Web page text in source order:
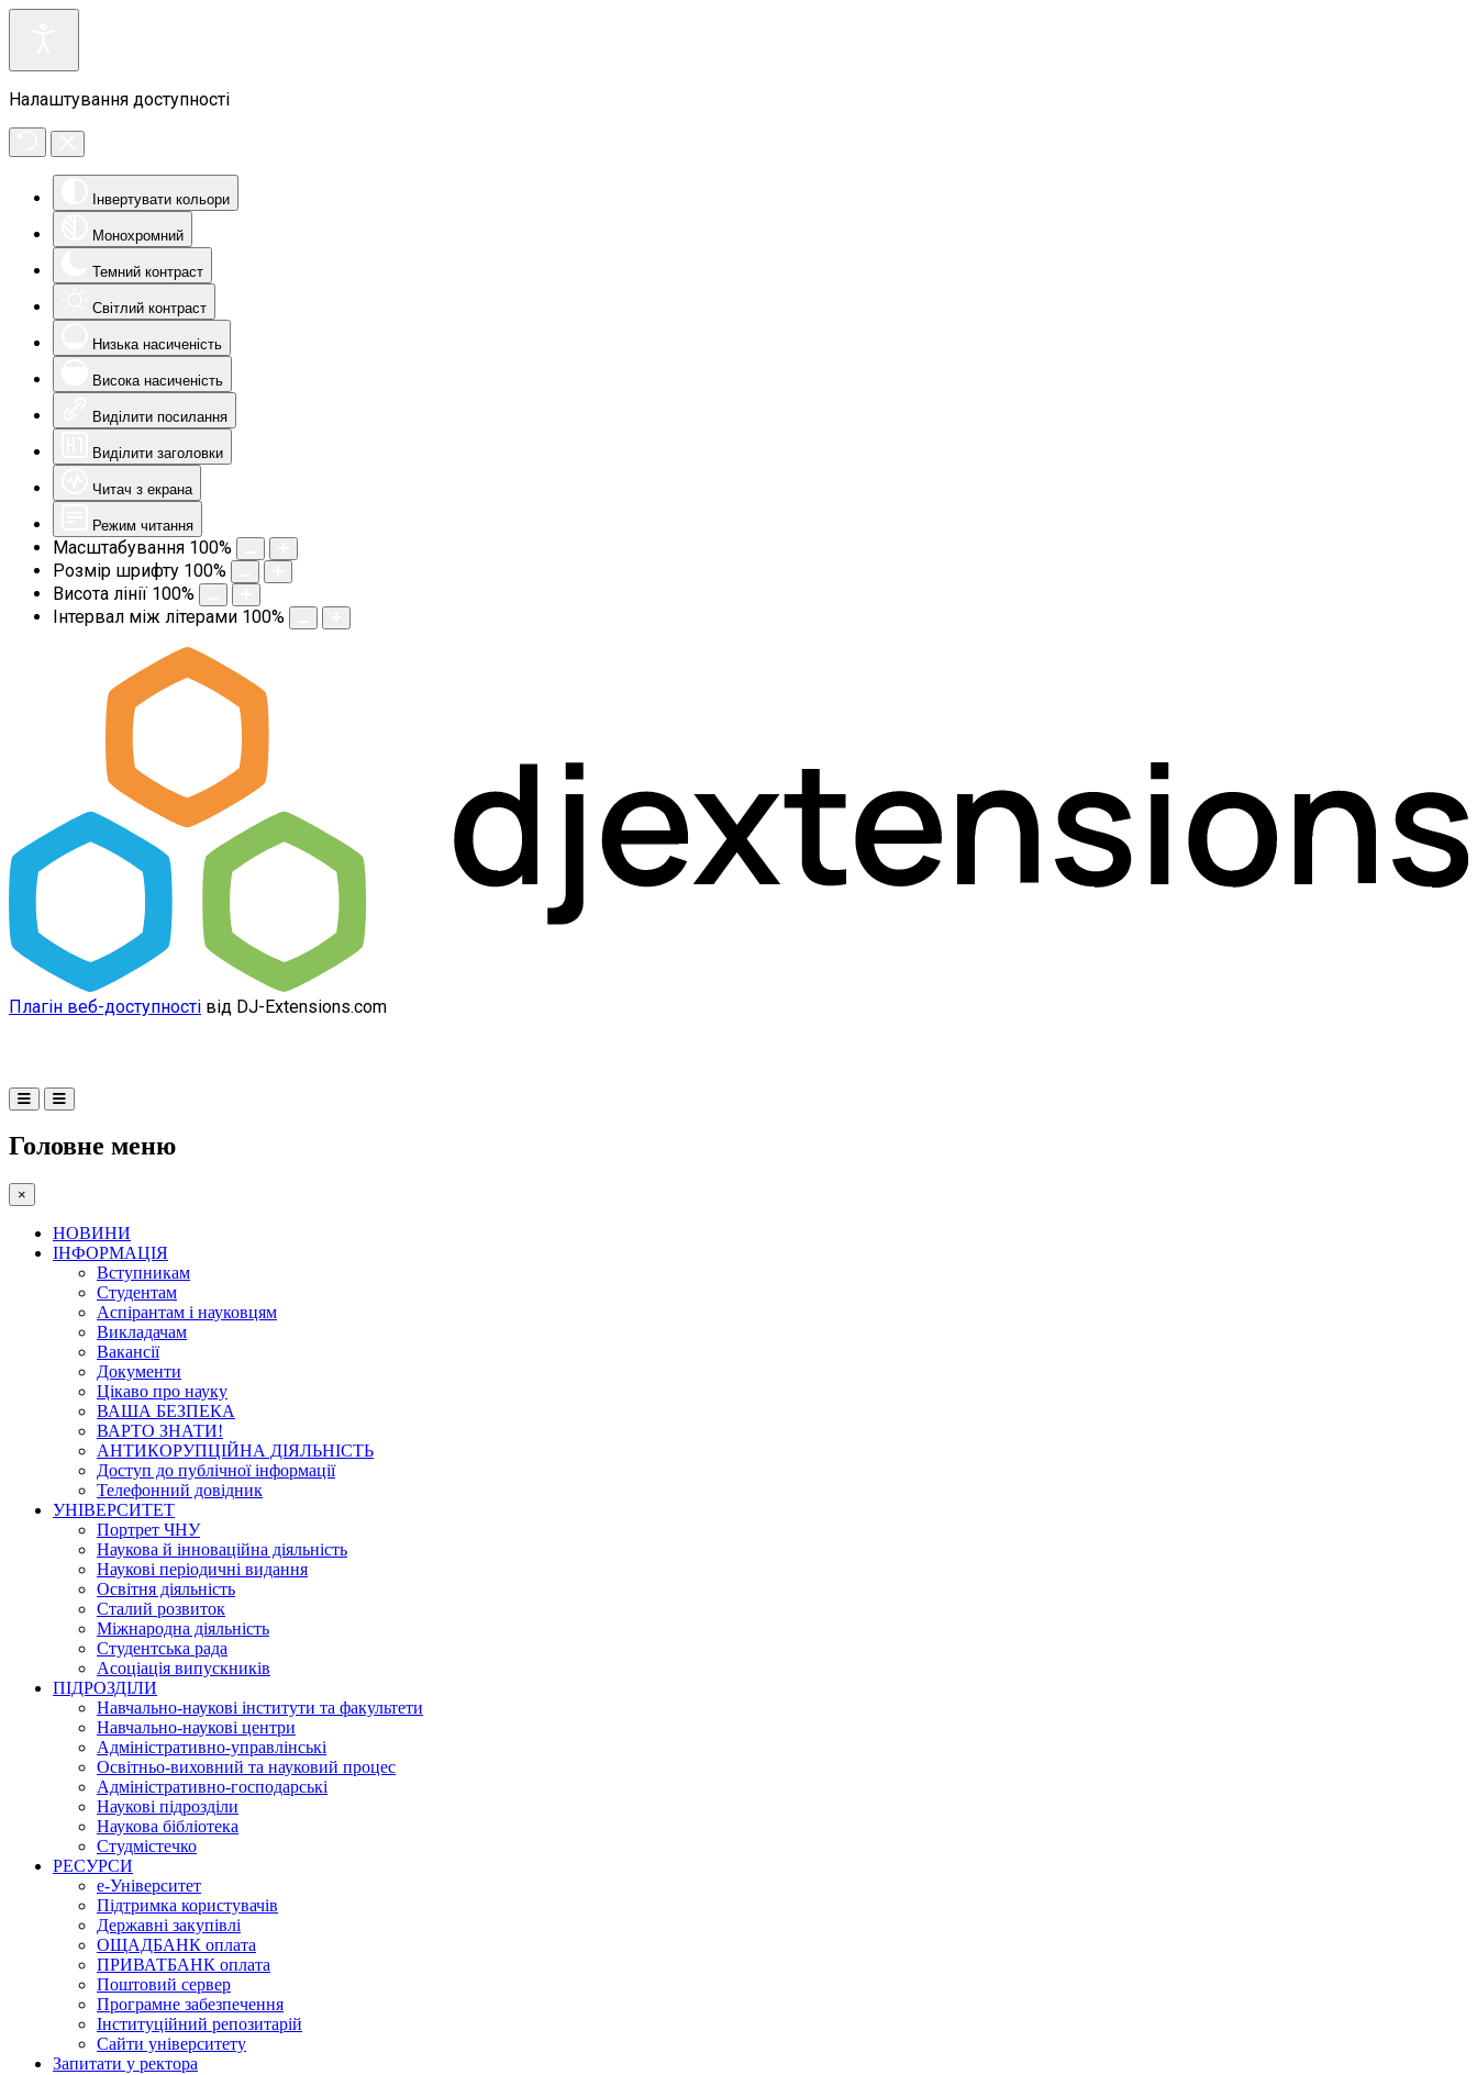
Налаштування доступності
Інвертувати кольори
Монохромний
Темний контраст
Світлий контраст
Низька насиченість
Висока насиченість
Виділити посилання
Виділити заголовки
Читач з екрана
Режим читання
Масштабування 100%
Розмір шрифту 100%
Висота лінії 100%
Інтервал між літерами 100%
Плагін веб-доступності від DJ-Extensions.com
Головне меню
×
НОВИНИ
ІНФОРМАЦІЯ
Вступникам
Студентам
Аспірантам і науковцям
Викладачам
Вакансії
Документи
Цікаво про науку
ВАША БЕЗПЕКА
ВАРТО ЗНАТИ!
АНТИКОРУПЦІЙНА ДІЯЛЬНІСТЬ
Доступ до публічної інформації
Телефонний довідник
УНІВЕРСИТЕТ
Портрет ЧНУ
Наукова й інноваційна діяльність
Наукові періодичні видання
Освітня діяльність
Сталий розвиток
Міжнародна діяльність
Студентська рада
Асоціація випускників
ПІДРОЗДІЛИ
Навчально-наукові інститути та факультети
Навчально-наукові центри
Адміністративно-управлінські
Освітньо-виховний та науковий процес
Адміністративно-господарські
Наукові підрозділи
Наукова бібліотека
Студмістечко
РЕСУРСИ
е-Університет
Підтримка користувачів
Державні закупівлі
ОЩАДБАНК оплата
ПРИВАТБАНК оплата
Поштовий сервер
Програмне забезпечення
Інституційний репозитарій
Сайти університету
Запитати у ректора